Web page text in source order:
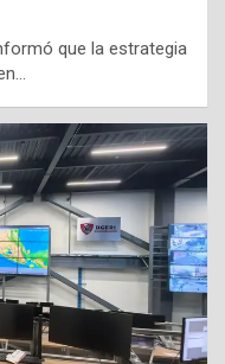
que la estrategia